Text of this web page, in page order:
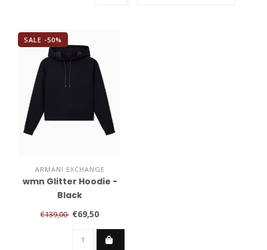
SALE -50%
ARMANI EXCHANGE
wmn Glitter Hoodie -
Black
€139,00 €69,50